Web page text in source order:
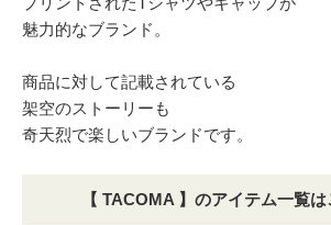
魅力的なブランド。
商品に対して記載されている
架空のストーリーも
奇天烈で楽しいブランドです。
【 TACOMA 】のアイテム一覧